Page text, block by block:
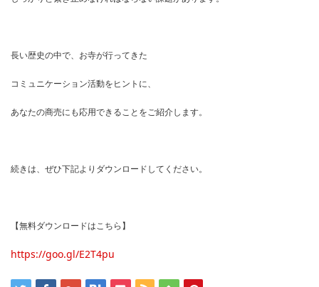
長い歴史の中で、お寺が行ってきた
コミュニケーション活動をヒントに、
あなたの商売にも応用できることをご紹介します。
続きは、ぜひ下記よりダウンロードしてください。
【無料ダウンロードはこちら】
https://goo.gl/E2T4pu